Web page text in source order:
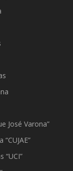
José Varona”
“UCI”